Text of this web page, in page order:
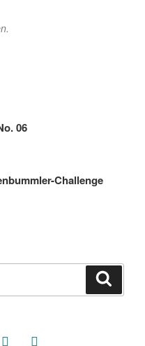
06
Challenge
threads goodreads